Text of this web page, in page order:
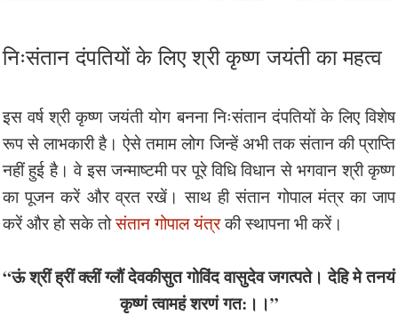
निःसंतान दंपतियों के लिए श्री कृष्ण जयंती का महत्व
इस वर्ष श्री कृष्ण जयंती योग बनना निःसंतान दंपतियों के लिए विशेष
रूप से लाभकारी है। ऐसे तमाम लोग जिन्हें अभी तक संतान की प्राप्ति
नहीं हुई है। वे इस जन्माष्टमी पर पूरे विधि विधान से भगवान श्री कृष्ण
का पूजन करें और व्रत रखें। साथ ही संतान गोपाल मंत्र का जाप
करें और हो सके तोसंतान गोपाल यंत्रकी स्थापना भी करें।
“ऊं श्रीं ह्रीं क्लीं ग्लौं देवकीसुत गोविंद वासुदेव जगत्पते। देहि मे तनयं
कृष्णं त्वामहं शरणं गत:।।”